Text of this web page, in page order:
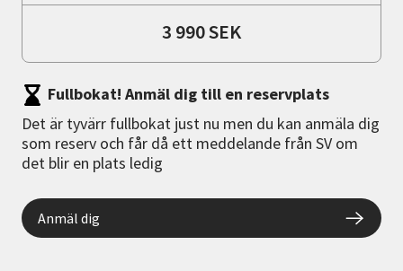
3 990 SEK
Fullbokat! Anmäl dig till en reservplats
Det är tyvärr fullbokat just nu men du kan anmäla dig
som reserv och får då ett meddelande från SV om
det blir en plats ledig
Anmäl dig